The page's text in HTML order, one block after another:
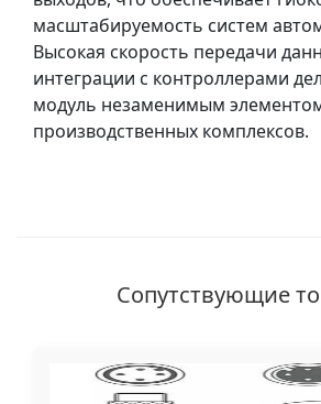
масштабируемость систем
Высокая скорость передачи
интеграции с контроллерами
модуль незаменимым
производственных комплексов.
Сопутствующие